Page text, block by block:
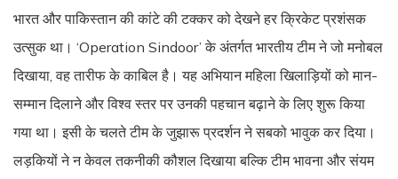
भारत और पाकिस्तान की कांटे की टक्कर को देखने हर क्रिकेट प्रशंसक
उत्सुक था। ‘Operation Sindoor’ के अंतर्गत भारतीय टीम ने जो मनोबल
दिखाया, वह तारीफ के काबिल है। यह अभियान महिला खिलाड़ियों को मान-
सम्मान दिलाने और विश्व स्तर पर उनकी पहचान बढ़ाने के लिए शुरू किया
गया था। इसी के चलते टीम के जुझारू प्रदर्शन ने सबको भावुक कर दिया।
लड़कियों ने न केवल तकनीकी कौशल दिखाया बल्कि टीम भावना और संयम